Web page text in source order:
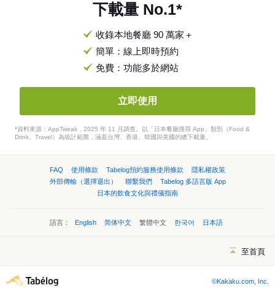
下載量 No.1*
收錄本地餐廳 90 萬家＋
簡單：線上即時預約
免費：功能多於網站
立即使用
*資料來源：AppTweak，2025 年 11 月調查。以「日本餐廳搜尋 App」類別（Food &
Drink、Travel）為統計範圍，涵蓋台灣、香港、韓國與美國的總下載量。
FAQ 使用條款 Tabelog預約服務使用條款
隱私權政策
外部傳輸（選擇退出）
聯繫我們
Tabelog 多語言版 App
日本的飲食文化與禮儀指南
語言： English 简体中文 繁體中文 한국어 日本語
至首頁
©Kakaku.com, Inc.